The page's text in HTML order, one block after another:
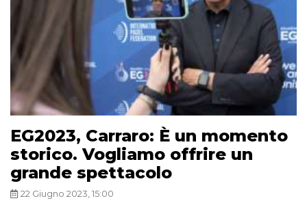
EG2023, Carraro: È un momento
storico. Vogliamo offrire un
grande spettacolo
22 Giugno 2023, 15:00